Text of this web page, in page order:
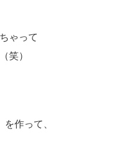
ゃって
笑）
作って、